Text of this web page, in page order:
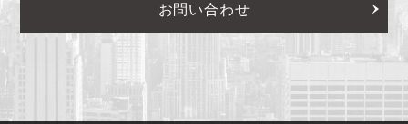
お問い合わせ